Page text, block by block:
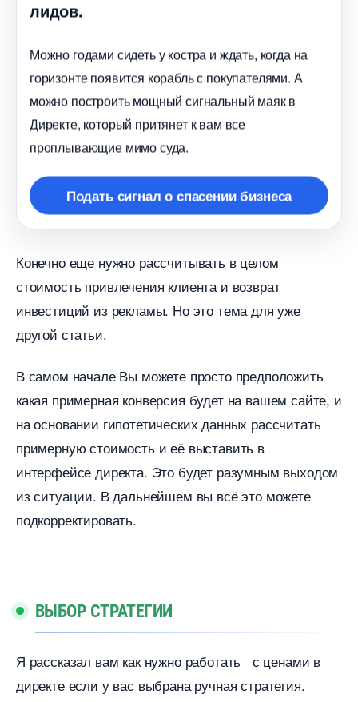
лидов.
Можно годами сидеть у костра и ждать, когда на
оризонте появится корабль с покупателями. А
можно построить мощный сигнальный маяк
Директе, который притянет к вам все
проплывающие мимо суда.
Подать сигнал о спасении бизнеса
Конечно еще нужно рассчитывать в целом
стоимость привлечения клиента и возврат
инвестиций из рекламы. Но это тема для уже
другой статьи.
самом начале Вы можете просто предположить
какая примерная конверсия будет на вашем сайте, и
на основании гипотетических данных рассчитать
примерную стоимость и её выставить
интерфейсе директа. Это будет разумным выходом
из ситуации. В дальнейшем вы всё это можете
подкорректировать.
ЫБОР СТРАТЕГИИ
Я рассказал вам как нужно работать с ценами
директе если у вас выбрана ручная стратегия.